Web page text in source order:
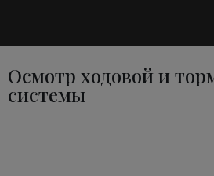
Осмотр ходовой и
системы